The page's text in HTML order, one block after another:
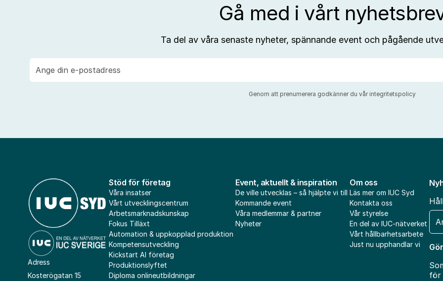
Gå med i vårt
Ta del av våra senaste nyheter, spännande event och pågående
post
Genom att prenumerera godkänner du vår integritetspolicy
Adress
Kosterögatan 15
Stöd för företag
Våra insatser
Vårt utvecklingscentrum
Arbetsmarknadskunskap
Fokus Tilläxt
Automation & uppkopplad produktion
Kompetensutveckling
Kickstart AI företag
Produktionslyftet
Diploma onlineutbildningar
Event, aktuellt & inspiration
De ville utvecklas – så hjälpte vi till
Kommande event
Våra medlemmar & partner
Nyheter
Om oss
Läs mer om IUC Syd
Kontakta oss
Vår styrelse
En del av IUC-nätverket
Vårt hållbarhetsarbete
Just nu upphandlar vi
E-
post
för